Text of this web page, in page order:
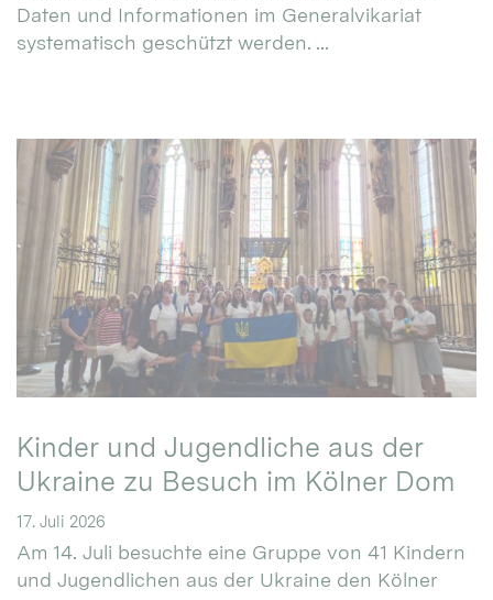
Daten und Informationen im Generalvikariat
systematisch geschützt werden. ...
Kinder und Jugendliche aus der
Ukraine zu Besuch im Kölner Dom
17. Juli 2026
Am 14. Juli besuchte eine Gruppe von 41 Kindern
und Jugendlichen aus der Ukraine den Kölner